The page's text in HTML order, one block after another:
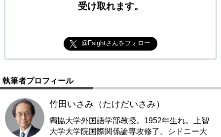
受け取れます。
@Fsightさんをフォロー
執筆者プロフィール
竹田いさみ（たけだいさみ）
獨協大学外国語学部教授。1952年生れ。上智
大学大学院国際関係論専攻修了。シドニー大